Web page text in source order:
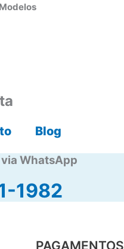
Blog
WhatsApp
1982
PAGAMENTOS